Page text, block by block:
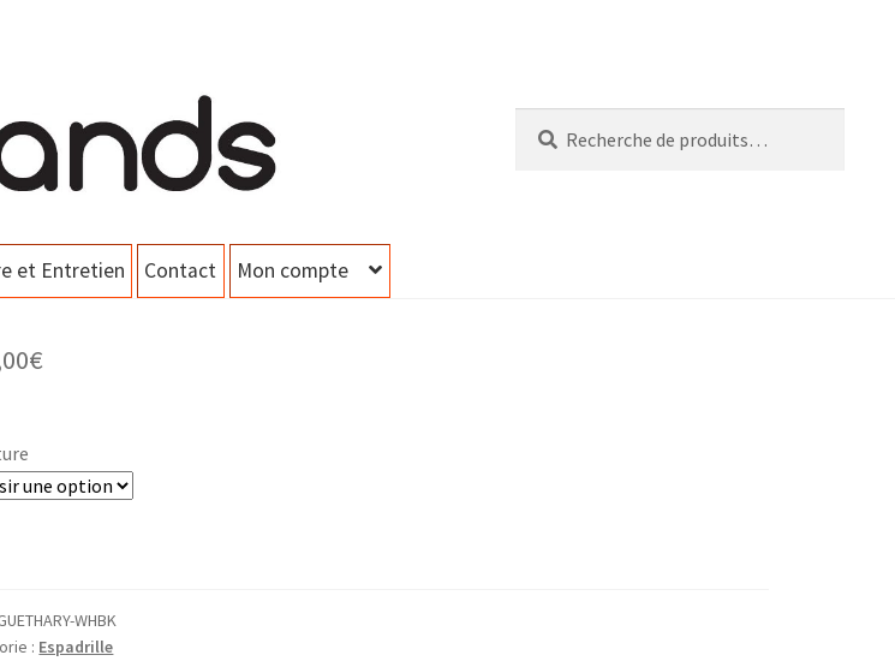
pour :
et Entretien Contact Mon compte
€
WHBK
: Espadrille